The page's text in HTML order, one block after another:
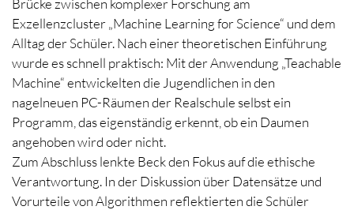
Brücke zwischen komplexer Forschung am
Exzellenzcluster „Machine Learning for Science“ und dem
Alltag der Schüler. Nach einer theoretischen Einführung
wurde es schnell praktisch: Mit der Anwendung „Teachable
Machine“ entwickelten die Jugendlichen in den
nagelneuen PC-Räumen der Realschule selbst ein
Programm, das eigenständig erkennt, ob ein Daumen
angehoben wird oder nicht.
Zum Abschluss lenkte Beck den Fokus auf die ethische
Verantwortung. In der Diskussion über Datensätze und
Vorurteile von Algorithmen reflektierten die Schüler